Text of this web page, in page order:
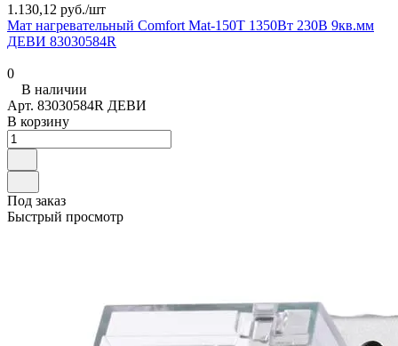
1.130,12 руб./шт
Мат нагревательный Comfort Mat-150T 1350Вт 230В 9кв.мм
ДЕВИ 83030584R
0
В наличии
Арт. 83030584R ДЕВИ
В корзину
Под заказ
Быстрый просмотр